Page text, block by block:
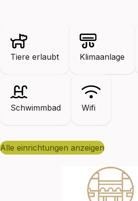
Tiere erlaubt Klimaanlage
Schwimmbad Wifi
alle einrichtungen anzeigen